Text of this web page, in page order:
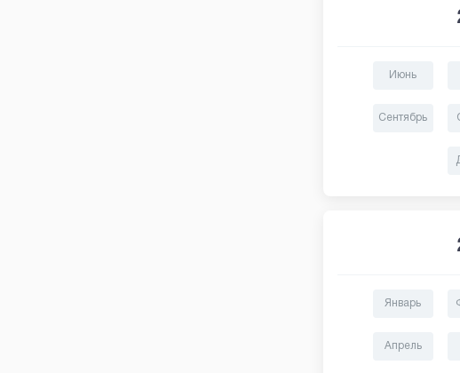
Июнь
Сентябрь
Январь
Апрель